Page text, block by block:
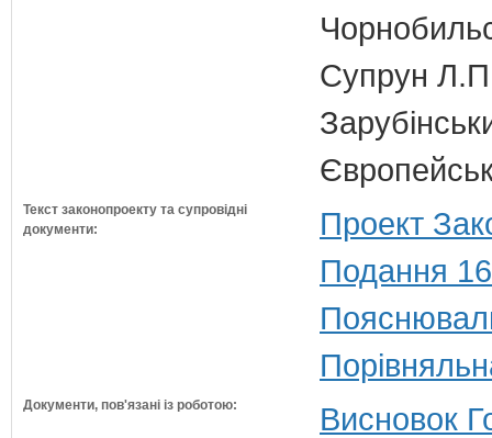
Супрун
Текст законопроекту та супровідні
документи:
Проект
Подання
Документи, пов'язані із роботою: Висновок